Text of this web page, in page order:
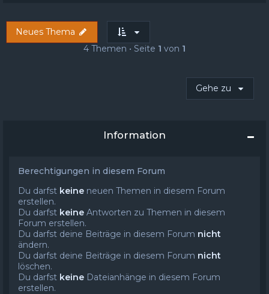
Neues Thema
4 Themen • Seite 1 von 1
Gehe zu
Information
Berechtigungen in diesem Forum
Du darfst keine neuen Themen in diesem Forum
erstellen.
Du darfst keine Antworten zu Themen in diesem
Forum erstellen.
Du darfst deine Beiträge in diesem Forum nicht
ändern.
Du darfst deine Beiträge in diesem Forum nicht
löschen.
Du darfst keine Dateianhänge in diesem Forum
erstellen.